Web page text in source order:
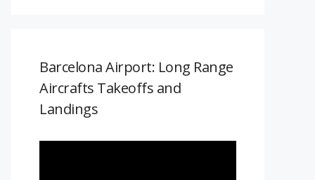
Barcelona Airport: Long Range
Aircrafts Takeoffs and
Landings